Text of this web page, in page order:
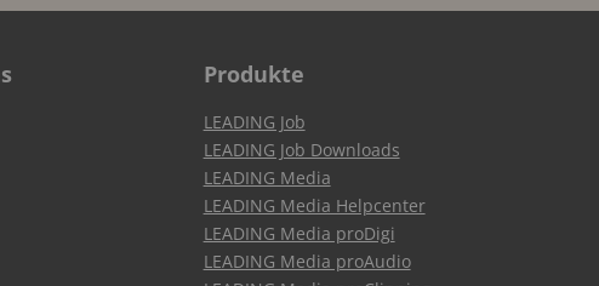
Produkte
LEADING Job
LEADING Job Downloads
LEADING Media
LEADING Media Helpcenter
LEADING Media proDigi
LEADING Media proAudio